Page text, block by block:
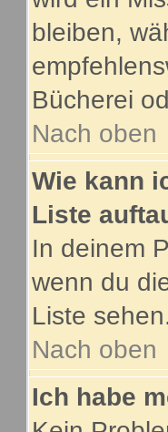
bleiben,
Bücherei
Nach oben
Wie kann
Liste
In deinem
wenn du
Liste
Nach oben
Ich habe